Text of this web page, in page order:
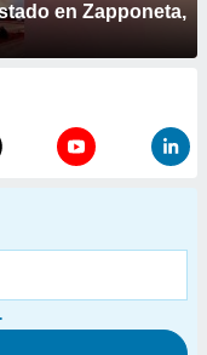
en Zapponeta,